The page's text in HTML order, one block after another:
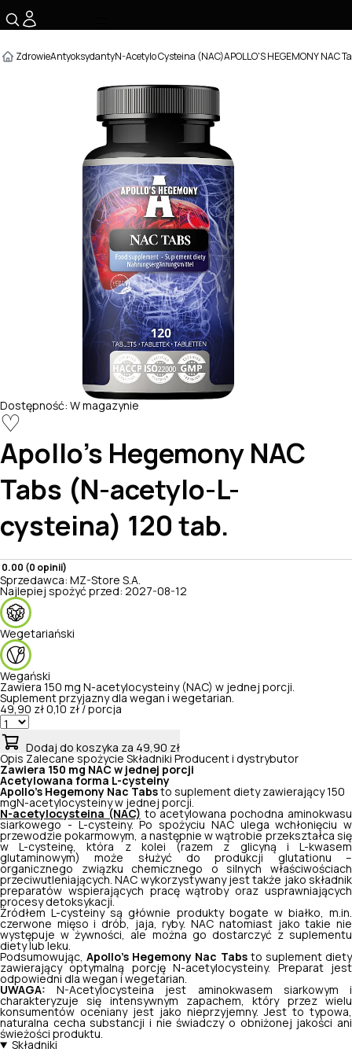
ZdrowieAntyoksydantyN-Acetylo Cysteina (NAC)APOLLO'S HEGEMONY NAC
Dostępność: W magazynie
♡
Apollo's Hegemony NAC
Tabs (N-acetylo-L-
cysteina) 120 tab.
0.00 (0 opinii)
Sprzedawca: MZ-Store S.A.
Najlepiej spożyć przed: 2027-08-12
Wegetariański
Wegański
Zawiera 150 mg N-acetylocysteiny (NAC) w jednej porcji.
Suplement przyjazny dla wegan i wegetarian.
49,90 zł 0,10 zł / porcja
Dodaj do koszyka za 49,90 zł
Opis Zalecane spożycie Składniki Producent i dystrybutor
Zawiera 150 mg NAC w jednej porcji
Acetylowana forma L-cysteiny
Apollo's Hegemony Nac Tabs to suplement diety zawierający 150
mgN-acetylocysteiny w jednej porcji.
N-acetylocysteina (NAC) to acetylowana pochodna aminokwasu
siarkowego - L-cysteiny. Po spożyciu NAC ulega wchłonięciu w
przewodzie pokarmowym, a następnie w wątrobie przekształca się
w L-cysteinę, która z kolei (razem z glicyną i L-kwasem
glutaminowym) może służyć do produkcji glutationu –
organicznego związku chemicznego o silnych właściwościach
przeciwutleniających. NAC wykorzystywany jest także jako składnik
preparatów wspierających pracę wątroby oraz usprawniających
procesy detoksykacji.
Źródłem L-cysteiny są głównie produkty bogate w białko, m.in.
czerwone mięso i drób, jaja, ryby. NAC natomiast jako takie nie
występuje w żywności, ale można go dostarczyć z suplementu
diety lub leku.
Podsumowując,Apollo's Hegemony Nac Tabsto suplement diety
zawierający optymalną porcję N-acetylocysteiny. Preparat jest
odpowiedni dla wegan i wegetarian.
UWAGA: N-Acetylocysteina jest aminokwasem siarkowym i
charakteryzuje się intensywnym zapachem, który przez wielu
konsumentów oceniany jest jako nieprzyjemny. Jest to typowa,
naturalna cecha substancji i nie świadczy o obniżonej jakości ani
świeżości produktu.
Składniki